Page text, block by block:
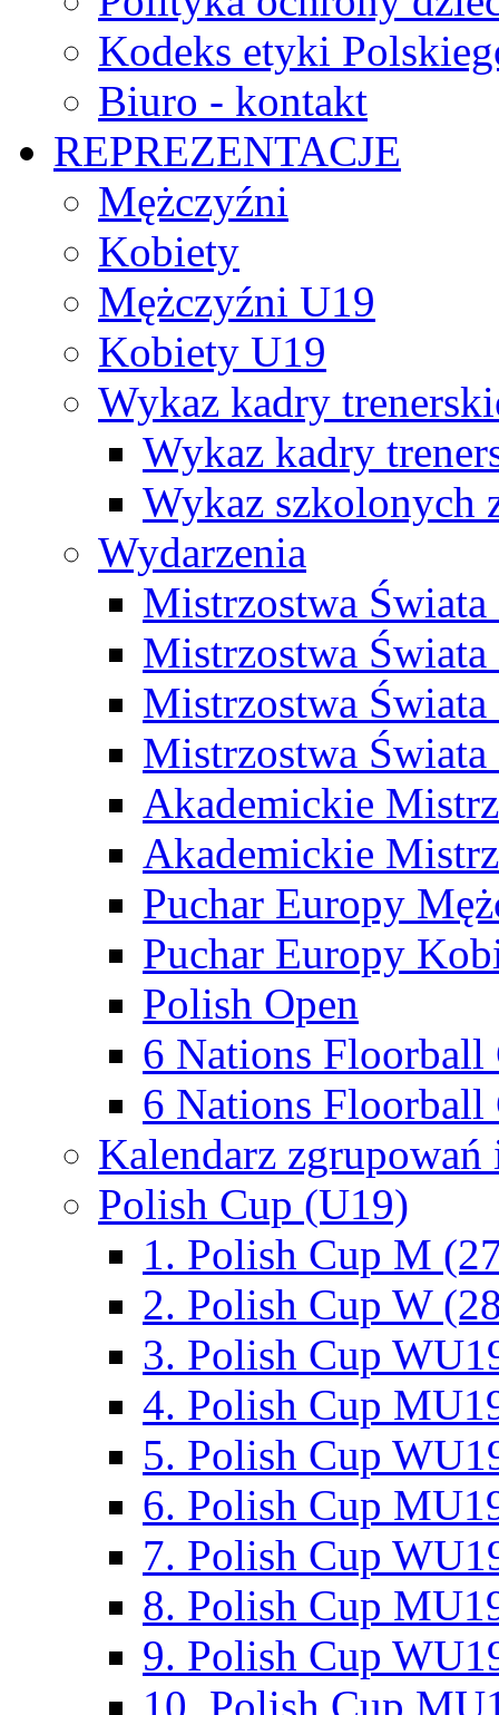
Kodeks etyki
Biuro - kontakt
REPREZENTACJE
Mężczyźni
Kobiety
Mężczyźni U19
Kobiety U19
Wykaz kadry
Wykaz kadry
Wykaz szkolonych
Wydarzenia
Mistrzostwa
Mistrzostwa
Mistrzostwa
Mistrzostwa
Akademickie
Akademickie
Puchar Europy
Puchar Europy
Polish Open
6 Nations Floorball
6 Nations Floorball
Kalendarz
Polish Cup (U19)
1. Polish Cup M
2. Polish Cup W
3. Polish Cup
4. Polish Cup
5. Polish Cup
6. Polish Cup
7. Polish Cup
8. Polish Cup
9. Polish Cup
10. Polish Cup